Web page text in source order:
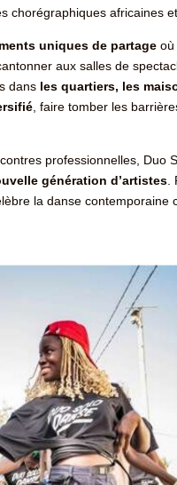
chorégraphiques africaines
uniques de partageoù
aux salles de
dans les quartiers, les
, faire tomber les
professionnelles, Duo
génération d’artistes.
la danse contemporaine